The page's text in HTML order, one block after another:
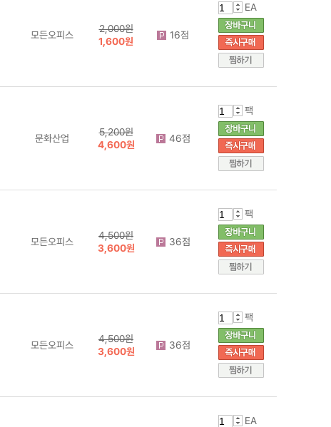
모든오피스
2,000원
1,600원
16점
EA
문화산업
5,200원
4,600원
46점
팩
모든오피스
4,500원
3,600원
36점
팩
모든오피스
4,500원
3,600원
36점
팩
EA